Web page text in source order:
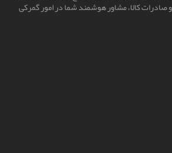
و صادرات کالا، مشاور هوشمند شما در امور گمرکی